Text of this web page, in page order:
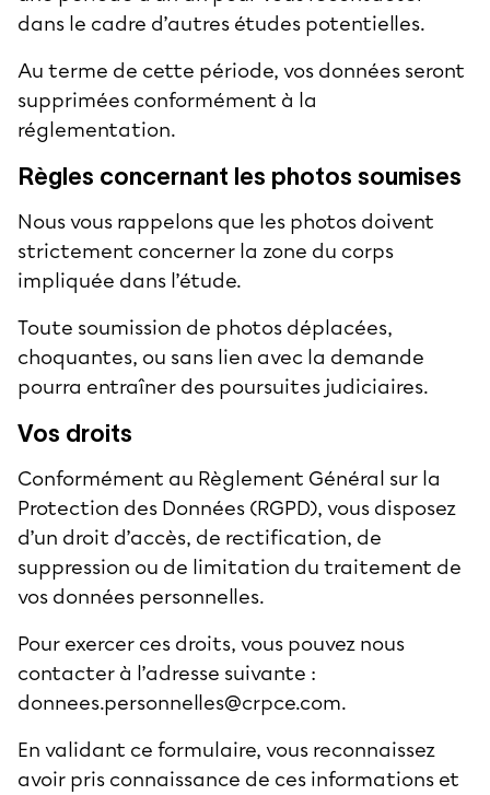
dans le cadre d’autres études potentielles.
Au terme de cette période, vos données seront
supprimées conformément à la
réglementation.
Règles concernant les photos soumises
Nous vous rappelons que les photos doivent
strictement concerner la zone du corps
impliquée dans l’étude.
Toute soumission de photos déplacées,
choquantes, ou sans lien avec la demande
pourra entraîner des poursuites judiciaires.
Vos droits
Conformément au Règlement Général sur la
Protection des Données (RGPD), vous disposez
d’un droit d’accès, de rectification, de
suppression ou de limitation du traitement de
vos données personnelles.
Pour exercer ces droits, vous pouvez nous
contacter à l’adresse suivante :
donnees.personnelles@crpce.com.
En validant ce formulaire, vous reconnaissez
avoir pris connaissance de ces informations et